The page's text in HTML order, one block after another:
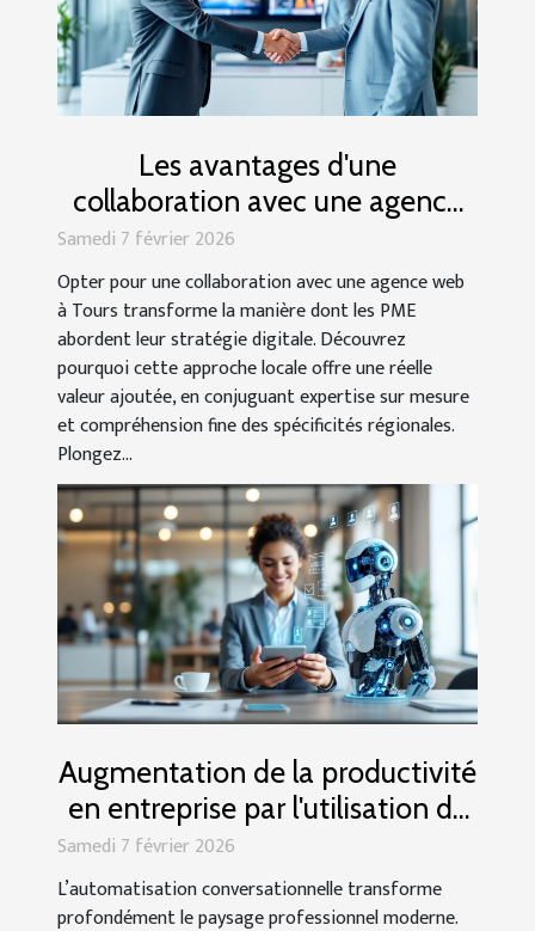
Les avantages d'une
collaboration avec une agence
web à Tours pour les PME
Samedi 7 février 2026
Opter pour une collaboration avec une agence web
à Tours transforme la manière dont les PME
abordent leur stratégie digitale. Découvrez
pourquoi cette approche locale offre une réelle
valeur ajoutée, en conjuguant expertise sur mesure
et compréhension fine des spécificités régionales.
Plongez...
Augmentation de la productivité
en entreprise par l'utilisation de
chatbots
Samedi 7 février 2026
L’automatisation conversationnelle transforme
profondément le paysage professionnel moderne.